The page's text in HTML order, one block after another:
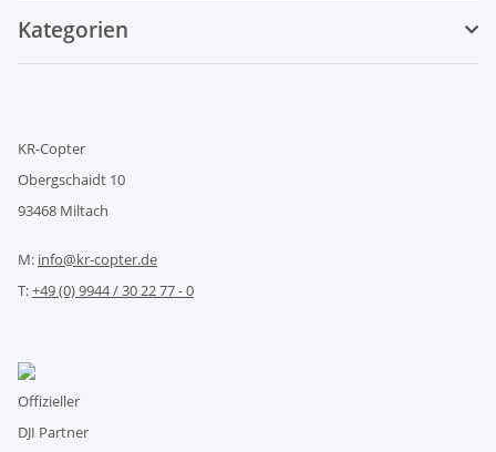
Kategorien
KR-Copter
Obergschaidt 10
93468 Miltach
M: info@kr-copter.de
T:+49 (0) 9944 / 30 22 77 - 0
Offizieller
DJI Partner